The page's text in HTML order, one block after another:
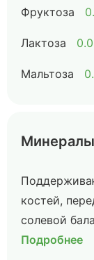
Фруктоза
Лактоза
Мальтоза
Минералы
костей,
солевой
Подробнее